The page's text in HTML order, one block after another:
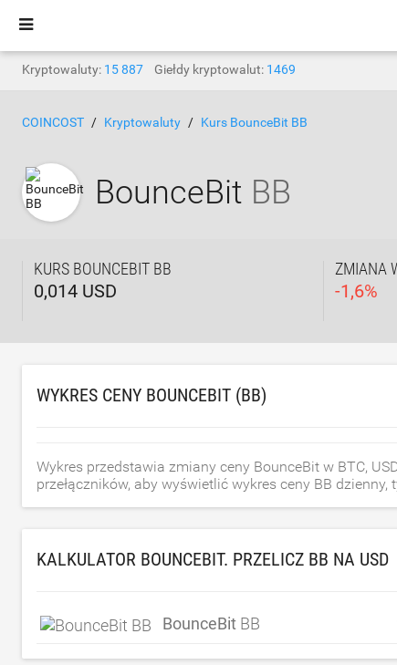
Kryptowaluty: 15 887 Giełdy kryptowalut: 1469
COINCOST Kryptowaluty Kurs BounceBit BB
BounceBit BB
KURS BOUNCEBIT BB
0,014 USD
ZMIANA
-1,6%
WYKRES CENY BOUNCEBIT (BB)
Wykres przedstawia zmiany ceny BounceBit w BTC, USD,
przełączników, aby wyświetlić wykres ceny BB
KALKULATOR BOUNCEBIT. PRZELICZ BB NA USD
BounceBit BB